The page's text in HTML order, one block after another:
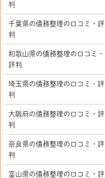
判
千葉県の債務整理の口コミ・評
判
和歌山県の債務整理の口コミ・
評判
埼玉県の債務整理の口コミ・評
判
大阪府の債務整理の口コミ・評
判
奈良県の債務整理の口コミ・評
判
富山県の債務整理の口コミ・評